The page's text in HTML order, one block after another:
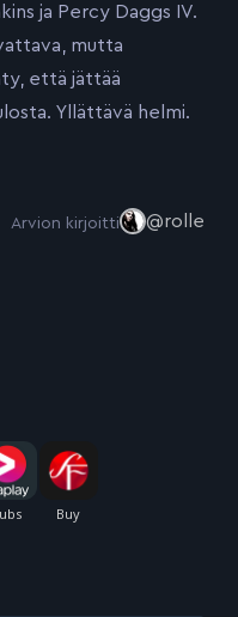
ja Percy Daggs IV.
mutta
että jättää
Yllättävä helmi.
Arvion kirjoitti @rolle